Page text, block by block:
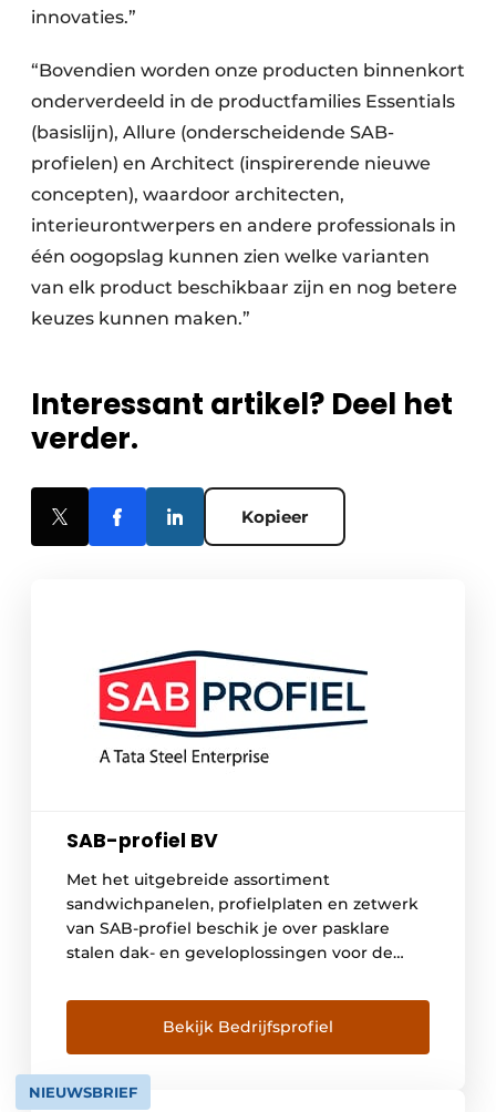
innovaties.”
“Bovendien worden onze producten binnenkort
onderverdeeld in de productfamilies Essentials
(basislijn), Allure (onderscheidende SAB-
profielen) en Architect (inspirerende nieuwe
concepten), waardoor architecten,
interieurontwerpers en andere professionals in
één oogopslag kunnen zien welke varianten
van elk product beschikbaar zijn en nog betere
keuzes kunnen maken.”
Interessant artikel? Deel het
verder.
Kopieer
SAB-profiel BV
Met het uitgebreide assortiment
sandwichpanelen, profielplaten en zetwerk
van SAB-profiel beschik je over pasklare
stalen dak- en geveloplossingen voor de
industriële gebouwen, sportcomplexen,
kantoren en woningen. Met diverse
materialen en een groot pakket coatings en
kleuren kun je eindeloos variëren en geef je
elk gebouw een geheel eigen gezicht.
Bekijk Bedrijfsprofiel
NIEUWSBRIEF